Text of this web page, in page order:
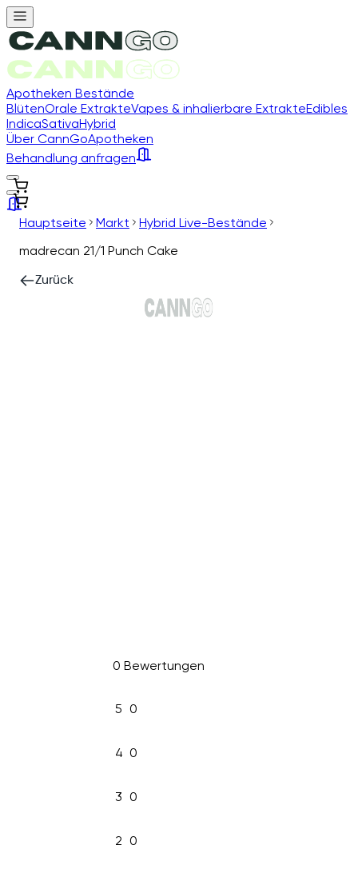
Apotheken Bestände
BlütenOrale ExtrakteVapes & inhalierbare ExtrakteEdibles
IndicaSativaHybrid
Über CannGoApotheken
Behandlung anfragen
Hauptseite Markt
Hybrid Live-Bestände
madrecan 21/1 Punch Cake
Zurück
0 Bewertungen
5 0
4 0
3 0
2 0